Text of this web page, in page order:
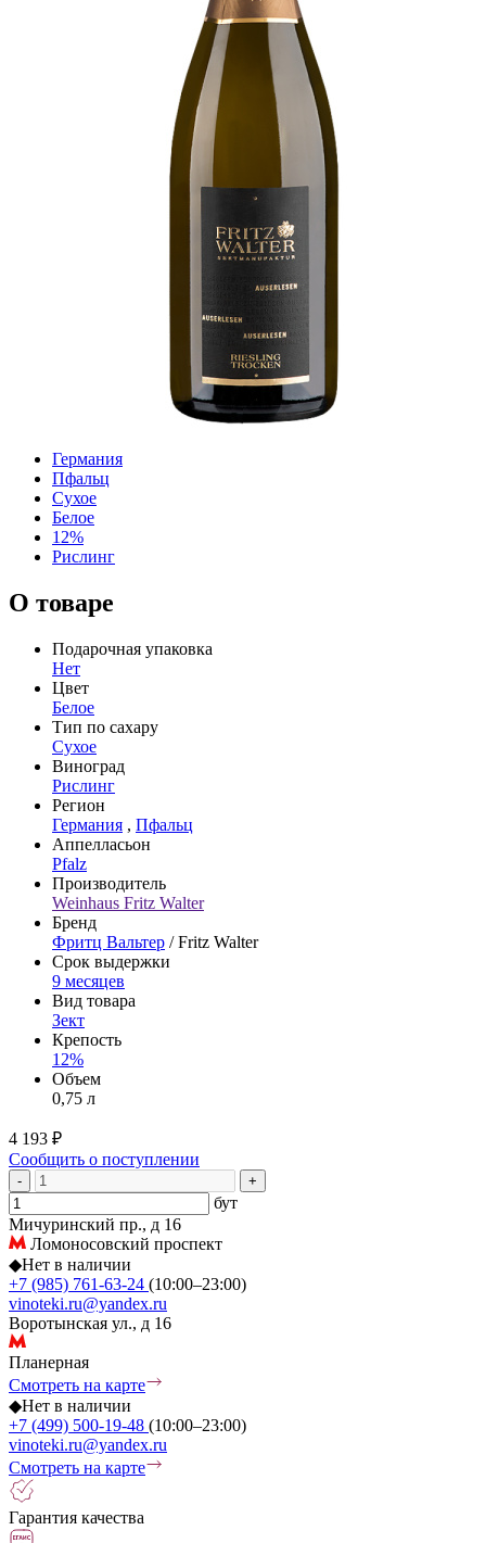
Германия
Пфальц
Сухое
Белое
12%
Рислинг
О товаре
Подарочная упаковка
Нет
Цвет
Белое
Тип по сахару
Сухое
Виноград
Рислинг
Регион
Германия , Пфальц
Аппелласьон
Pfalz
Производитель
Weinhaus Fritz Walter
Бренд
Фритц Вальтер / Fritz Walter
Срок выдержки
9 месяцев
Вид товара
Зект
Крепость
12%
Объем
0,75 л
4 193 ₽
Сообщить о поступлении
- +
бут
Мичуринский пр., д 16
Ломоносовский проспект
◆Нет в наличии
+7 (985) 761-63-24 (10:00–23:00)
vinoteki.ru@yandex.ru
Воротынская ул., д 16
Планерная
Смотреть на карте
◆Нет в наличии
+7 (499) 500-19-48 (10:00–23:00)
vinoteki.ru@yandex.ru
Смотреть на карте
Гарантия качества